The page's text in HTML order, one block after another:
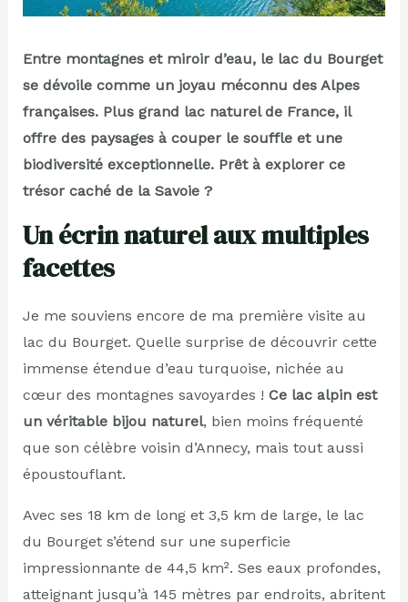
Entre montagnes et miroir d’eau, le lac du Bourget
se dévoile comme un joyau méconnu des Alpes
françaises. Plus grand lac naturel de France, il
offre des paysages à couper le souffle et une
biodiversité exceptionnelle. Prêt à explorer ce
trésor caché de la Savoie ?
Un écrin naturel aux multiples
facettes
Je me souviens encore de ma première visite au
lac du Bourget. Quelle surprise de découvrir cette
immense étendue d’eau turquoise, nichée au
cœur des montagnes savoyardes ! Ce lac alpin est
un véritable bijou naturel, bien moins fréquenté
que son célèbre voisin d’Annecy, mais tout aussi
époustouflant.
Avec ses 18 km de long et 3,5 km de large, le lac
du Bourget s’étend sur une superficie
impressionnante de 44,5 km². Ses eaux profondes,
atteignant jusqu’à 145 mètres par endroits, abritent